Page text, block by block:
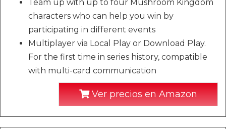
Team up with up to four Mushroom Kingdom
characters who can help you win by
participating in different events
Multiplayer via Local Play or Download Play.
For the first time in series history, compatible
with multi-card communication
Ver precios en Amazon